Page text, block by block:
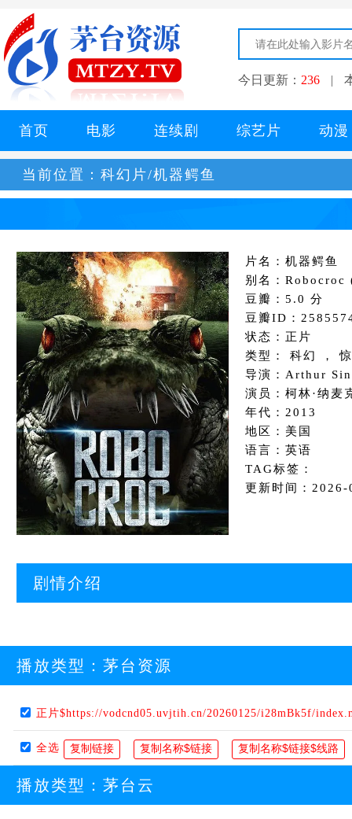
今日更新： 236 |
首页 电影 连续剧 综艺片 动漫
当前位置： 科幻片/机器鳄鱼
片名：机器鳄鱼
别名：Robocroc
豆瓣：5.0 分
豆瓣ID：
状态：正片
类型： 科幻 ，
导演：Arthur
演员：柯林·纳麦
年代：2013
地区：美国
语言：英语
TAG标签：
更新时间：
剧情介绍
播放类型： 茅台资源
正片$https://vodcnd05.uvjtih.cn/20260125/i28mBk5f/
全选
播放类型： 茅台云